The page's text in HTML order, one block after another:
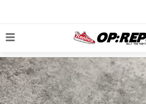
로
너
뛰
기